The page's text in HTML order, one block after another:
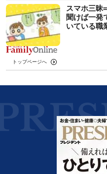
スマホ三
聞けば一発
いている職
トップページへ